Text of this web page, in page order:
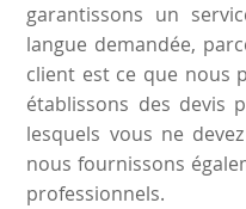
garantissons un
langue demandée,
client est ce que nous
établissons des devis
lesquels vous ne
nous fournissons
professionnels.